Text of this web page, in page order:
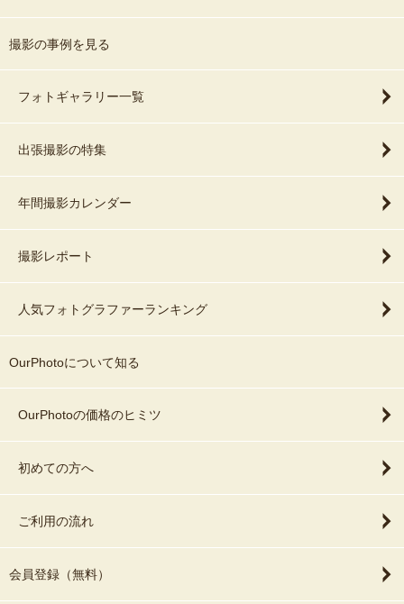
撮影の事例を見る
フォトギャラリー一覧
出張撮影の特集
年間撮影カレンダー
撮影レポート
人気フォトグラファーランキング
OurPhotoについて知る
OurPhotoの価格のヒミツ
初めての方へ
ご利用の流れ
会員登録（無料）